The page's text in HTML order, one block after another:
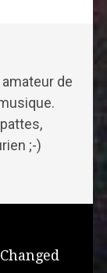
de
;-)